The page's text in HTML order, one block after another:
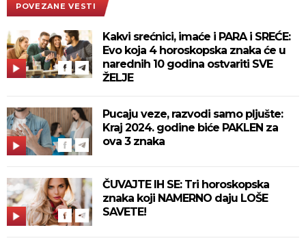
POVEZANE VESTI
Kakvi srećnici, imaće i PARA i SREĆE:
Evo koja 4 horoskopska znaka će u
narednih 10 godina ostvariti SVE
ŽELJE
Pucaju veze, razvodi samo pljušte:
Kraj 2024. godine biće PAKLEN za
ova 3 znaka
ČUVAJTE IH SE: Tri horoskopska
znaka koji NAMERNO daju LOŠE
SAVETE!